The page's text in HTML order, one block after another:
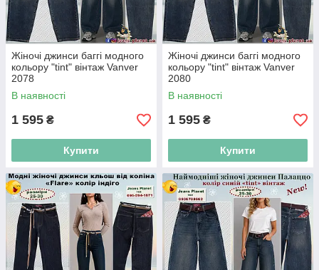
Жіночі джинси баггі модного
кольору "tint" вінтаж Vanver
2078
В наявності
1 595 ₴
Купити
Жіночі джинси баггі модного
кольору "tint" вінтаж Vanver
2080
В наявності
1 595 ₴
Купити